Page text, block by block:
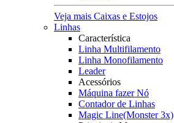
Veja mais Caixas e Estojos
Linhas
Característica
Linha Multifilamento
Linha Monofilamento
Leader
Acessórios
Máquina fazer Nó
Contador de Linhas
Magic Line(Monster 3x)